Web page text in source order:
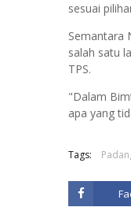
sesuai
Semantara
salah satu
TPS.
"Dalam
apa yang
Tags: